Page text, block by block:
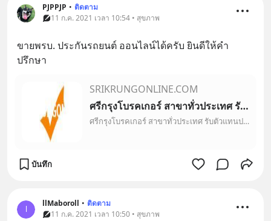
PJPPJP • ติดตาม
11 ก.ค. 2021 เวลา 10:54 • สุขภาพ
ขายพรบ. ประกันรถยนต์ ออนไลน์ได้ครับ ยินดีให้คำ
ปรึกษา
SRIKRUNGONLINE.COM
ศรีกรุงโบรคเกอร์ สาขาทั่วประเทศ รับตัวแทนประกันภัยรถยนต์ ขายประกันรถยนต์ รายได้ดี
ศรีกรุงโบรคเกอร์ สาขาทั่วประเทศ รับตัวแทนประกันภัยรถยนต์ ขายประกันรถยนต์ ทำเป็นงานประจำ งานพิเศษ งานเสริมรายได้ดี มีบริษัทประกันภัยกว่า 30 บริษัท เรียนรู้การทำธุรกิจผ่านออนไลน์ฟรี!
บันทึก
l
llMaboroll • ติดตาม
11 ก.ค. 2021 เวลา 10:50 • สุขภาพ